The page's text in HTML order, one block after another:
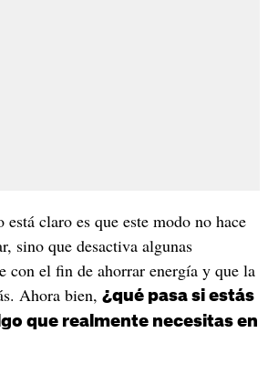
claro es que este modo no hace
sino que desactiva algunas
con el fin de ahorrar energía y que la
Ahora bien, ¿qué pasa si estás
que realmente necesitas en